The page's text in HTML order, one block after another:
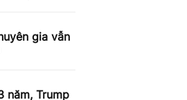
gia vẫn
năm, Trump